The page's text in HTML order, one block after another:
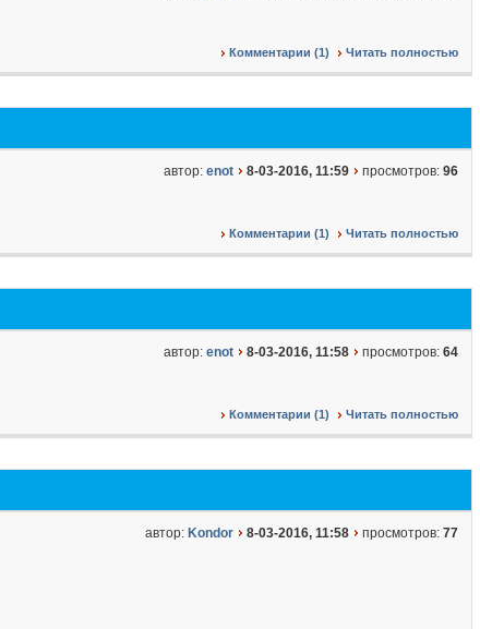
Комментарии (1) Читать полностью
автор: enot 8-03-2016, 11:59 просмотров: 96
Комментарии (1) Читать полностью
автор: enot 8-03-2016, 11:58 просмотров: 64
Комментарии (1) Читать полностью
автор: Kondor 8-03-2016, 11:58 просмотров: 77